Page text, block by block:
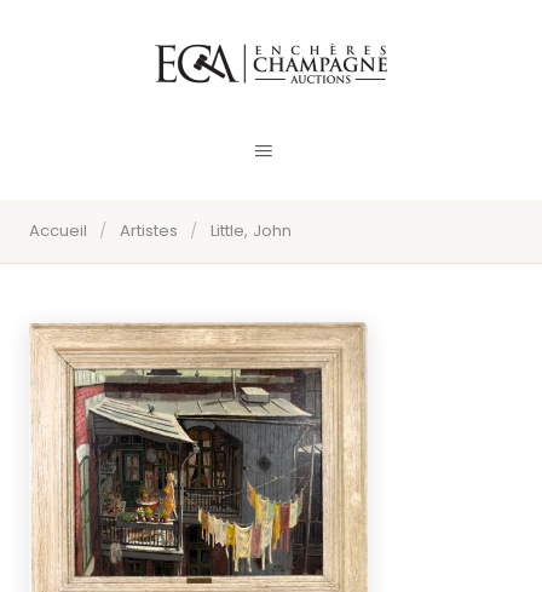
Accueil / Artistes / Little, John